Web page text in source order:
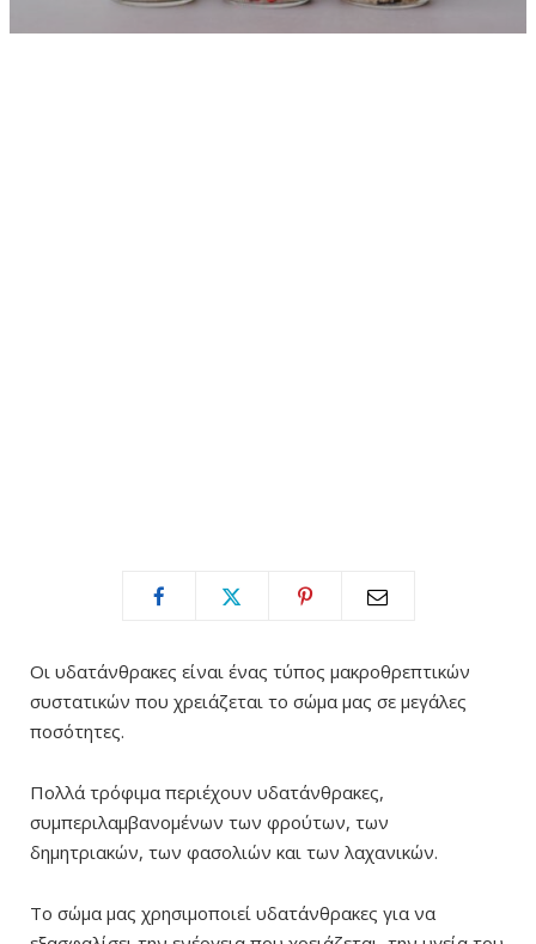
Οι υδατάνθρακες είναι ένας τύπος μακροθρεπτικών
συστατικών που χρειάζεται το σώμα μας σε μεγάλες
ποσότητες.
Πολλά τρόφιμα περιέχουν υδατάνθρακες,
συμπεριλαμβανομένων των φρούτων, των
δημητριακών, των φασολιών και των λαχανικών.
Το σώμα μας χρησιμοποιεί υδατάνθρακες για να